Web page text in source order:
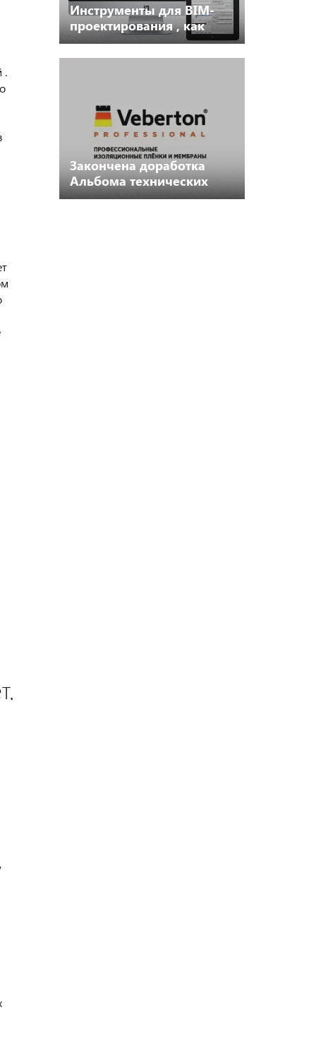
Инструменты для BIM-
проектирования , как
часть Альбома
технических решений 2.0
Закончена доработка
Альбома технических
решений 2.0 для
.